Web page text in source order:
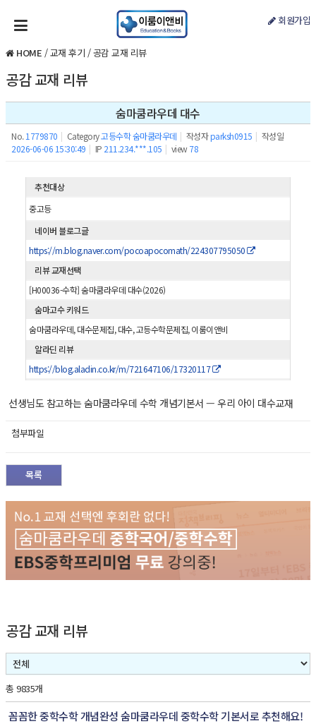
회원가입
HOME /교재 후기 /공감 교재 리뷰
공감 교재 리뷰
숨마쿰라우데 대수
No. 1779870 | Category고등수학 숨마쿰라우데 | 작성자parksh0915 | 작성일
2026-06-06 15:30:49 | IP 211.234.***.105 | view 78
추천대상
중고등
네이버 블로그글
https://m.blog.naver.com/pocoapocomath/224307795050
리뷰 교재선택
[H00036-수학] 숨마쿰라우데 대수(2026)
숨마고수 키워드
숨마쿰라우데, 대수문제집, 대수, 고등수학문제집, 이룸이앤비
알라딘 리뷰
https://blog.aladin.co.kr/m/721647106/17320117
선생님도 참고하는 숨마쿰라우데 수학 개념기본서 — 우리 아이 대수교재
첨부파일
목록
공감 교재 리뷰
총 9835개
꼼꼼한 중학수학 개념완성 숨마쿰라우데 중학수학 기본서로 추천해요!